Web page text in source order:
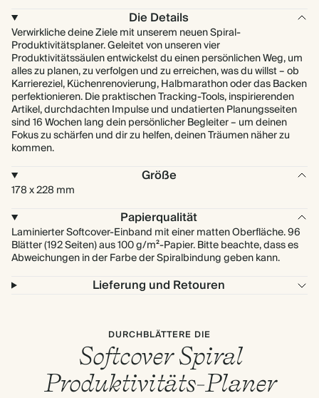
Die Details
Verwirkliche deine Ziele mit unserem neuen Spiral-
Produktivitätsplaner. Geleitet von unseren vier
Produktivitätssäulen entwickelst du einen persönlichen Weg, um
alles zu planen, zu verfolgen und zu erreichen, was du willst – ob
Karriereziel, Küchenrenovierung, Halbmarathon oder das Backen
perfektionieren. Die praktischen Tracking-Tools, inspirierenden
Artikel, durchdachten Impulse und undatierten Planungsseiten
sind 16 Wochen lang dein persönlicher Begleiter – um deinen
Fokus zu schärfen und dir zu helfen, deinen Träumen näher zu
kommen.
Größe
178 x 228 mm
Papierqualität
Laminierter Softcover-Einband mit einer matten Oberfläche. 96
Blätter (192 Seiten) aus 100 g/m²-Papier. Bitte beachte, dass es
Abweichungen in der Farbe der Spiralbindung geben kann.
Lieferung und Retouren
DURCHBLÄTTERE DIE
Softcover Spiral
Produktivitäts-Planer